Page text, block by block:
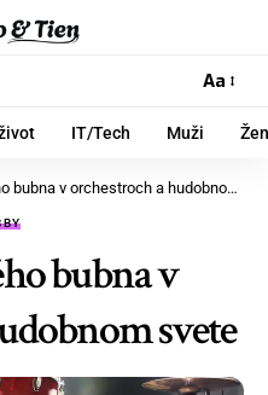
Aa
IT/Tech Muži
v orchestroch a hudobnom svete
bubna v
svete